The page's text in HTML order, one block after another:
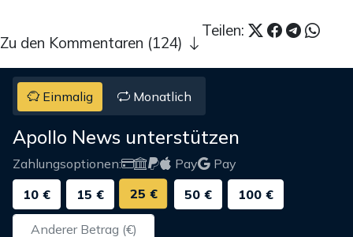
Teilen:
Zu den Kommentaren (124)
Einmalig Monatlich
Apollo News unterstützen
Zahlungsoptionen: Pay
Pay
10 €
15 € 25 € 50 € 100 €